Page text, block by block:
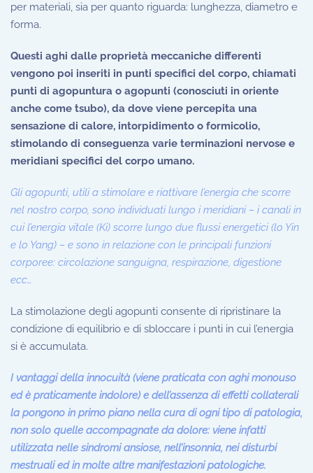
per materiali, sia per quanto riguarda: lunghezza, diametro e
forma.
Questi aghi dalle proprietà meccaniche differenti
vengono poi inseriti in punti specifici del corpo, chiamati
punti di agopuntura o agopunti (conosciuti in oriente
anche come tsubo), da dove viene percepita una
sensazione di calore, intorpidimento o formicolio,
stimolando di conseguenza varie terminazioni nervose e
meridiani specifici del corpo umano.
Gli agopunti, utili a stimolare e riattivare l’energia che scorre
nel nostro corpo, sono individuati lungo i meridiani – i canali in
cui l’energia vitale (Ki) scorre lungo due flussi energetici (lo Yin
e lo Yang) – e sono in relazione con le principali funzioni
corporee: circolazione sanguigna, respirazione, digestione
ecc…
La stimolazione degli agopunti consente di ripristinare la
condizione di equilibrio e di sbloccare i punti in cui l’energia
si è accumulata.
I vantaggi della innocuità (viene praticata con aghi monouso
ed è praticamente indolore) e dell’assenza di effetti collaterali
la pongono in primo piano nella cura di ogni tipo di patologia,
non solo quelle accompagnate da dolore: viene infatti
utilizzata nelle sindromi ansiose, nell’insonnia, nei disturbi
mestruali ed in molte altre manifestazioni patologiche.